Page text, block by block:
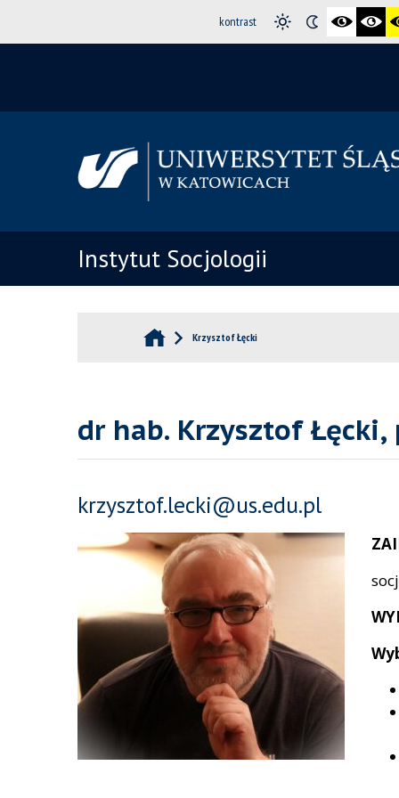
kontrast
Instytut Socjologii
Krzysztof Łęcki
dr hab. Krzysztof Łęcki,
krzysztof.lecki@us.edu.pl